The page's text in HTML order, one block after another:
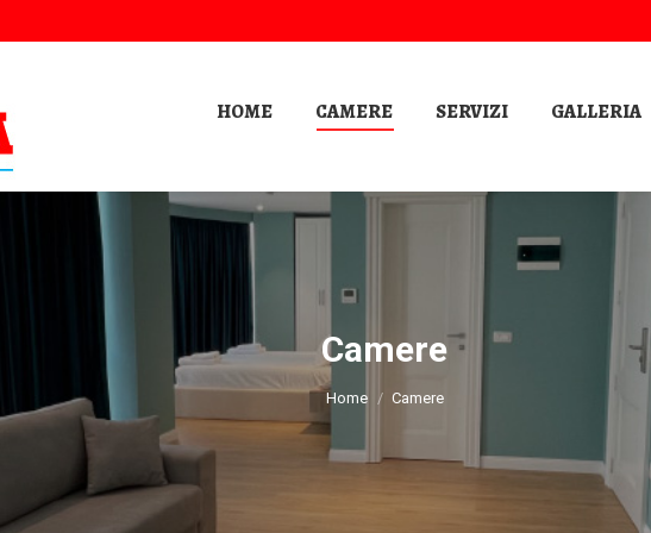
HOME CAMERE SERVIZI GALLERIA
Camere
Tu sei qui:
Home Camere